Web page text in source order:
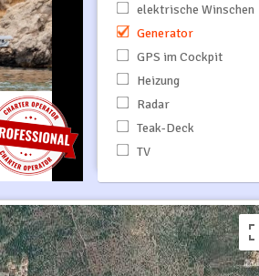
elektrische Winschen
Generator
GPS im Cockpit
Heizung
Radar
Teak-Deck
TV